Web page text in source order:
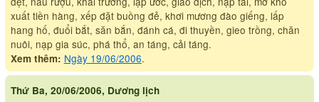
xuất tiền hàng, xếp đặt buồng đẻ, khơi mương đào giếng, lấp
hang hố, đuổi bắt, săn bắn, đánh cá, đi thuyền, gieo trồng, chăn
nuôi, nạp gia súc, phá thổ, an táng, cải táng.
Xem thêm: Ngày 19/06/2006.
Thứ Ba, 20/06/2006, Dương lịch